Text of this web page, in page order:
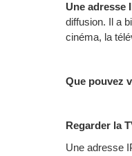
Une adresse
diffusion. Il a
cinéma, la
Que pouvez
Regarder la
Une adresse